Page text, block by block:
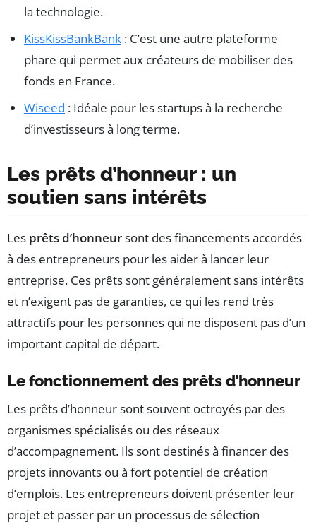
la technologie.
KissKissBankBank : C’est une autre plateforme
phare qui permet aux créateurs de mobiliser des
fonds en France.
Wiseed : Idéale pour les startups à la recherche
d’investisseurs à long terme.
Les prêts d’honneur : un
soutien sans intérêts
Les prêts d’honneursont des financements accordés
à des entrepreneurs pour les aider à lancer leur
entreprise. Ces prêts sont généralement sans intérêts
et n’exigent pas de garanties, ce qui les rend très
attractifs pour les personnes qui ne disposent pas d’un
important capital de départ.
Le fonctionnement des prêts d’honneur
Les prêts d’honneur sont souvent octroyés par des
organismes spécialisés ou des réseaux
d’accompagnement. Ils sont destinés à financer des
projets innovants ou à fort potentiel de création
d’emplois. Les entrepreneurs doivent présenter leur
projet et passer par un processus de sélection